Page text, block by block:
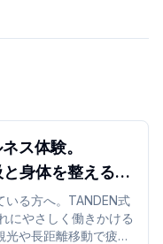
ス体験。
身体を整える時
いる方へ。TANDEN式
にやさしく働きかける
や長距離移動で疲れ